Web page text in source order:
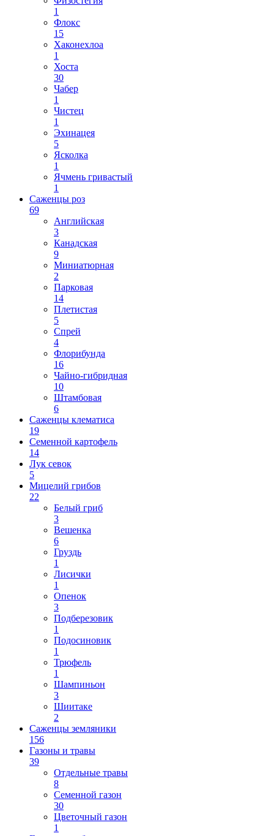
1
Флокс
15
Хаконехлоа
1
Хоста
30
Чабер
1
Чистец
1
Эхинацея
5
Ясколка
1
Ячмень гривастый
1
Саженцы роз
69
Английская
3
Канадская
9
Миниатюрная
2
Парковая
14
Плетистая
5
Спрей
4
Флорибунда
16
Чайно-гибридная
10
Штамбовая
6
Саженцы клематиса
19
Семенной картофель
14
Лук севок
5
Мицелий грибов
22
Белый гриб
3
Вешенка
6
Груздь
1
Лисички
1
Опенок
3
Подберезовик
1
Подосиновик
1
Трюфель
1
Шампиньон
3
Шиитаке
2
Саженцы земляники
156
Газоны и травы
39
Отдельные травы
8
Семенной газон
30
Цветочный газон
1